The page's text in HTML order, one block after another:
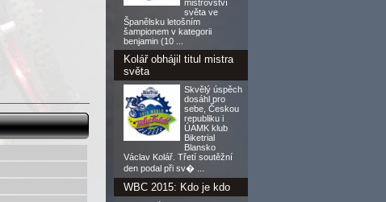
mistrovství
světa ve
Španělsku letošním
šampionem v kategorii
benjamin (10 ...
Kolář obhájil titul mistra
světa
Skvělý úspěch
dosáhl pro
sebe, Českou
republiku i
ÚAMK klub
Biketrial
Blansko
Václav Kolář. Třetí soutěžní
den podal při sv� ...
WBC 2015: Kdo je kdo